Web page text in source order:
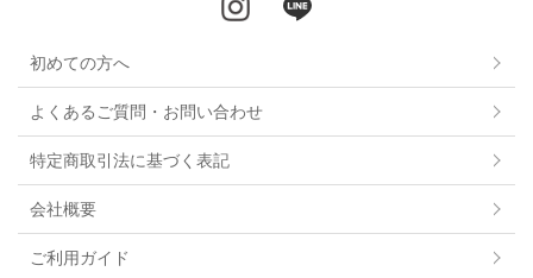
初めての方へ
よくあるご質問・お問い合わせ
特定商取引法に基づく表記
会社概要
ご利用ガイド